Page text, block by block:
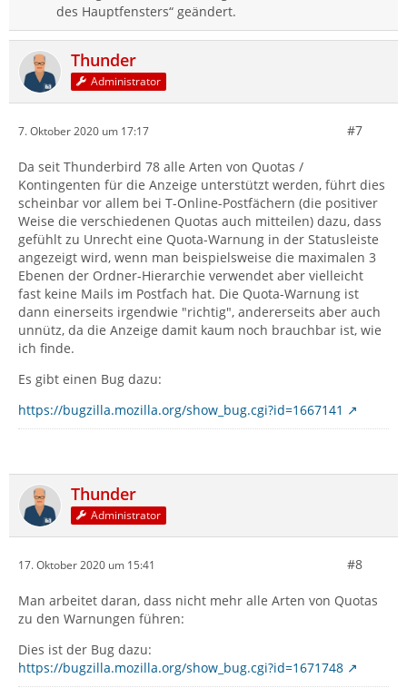
des Hauptfensters“ geändert.
Thunder
Administrator
7. Oktober 2020 um 17:17 #7
Da seit Thunderbird 78 alle Arten von Quotas /
Kontingenten für die Anzeige unterstützt werden, führt dies
scheinbar vor allem bei T-Online-Postfächern (die positiver
Weise die verschiedenen Quotas auch mitteilen) dazu, dass
gefühlt zu Unrecht eine Quota-Warnung in der Statusleiste
angezeigt wird, wenn man beispielsweise die maximalen 3
Ebenen der Ordner-Hierarchie verwendet aber vielleicht
fast keine Mails im Postfach hat. Die Quota-Warnung ist
dann einerseits irgendwie "richtig", andererseits aber auch
unnütz, da die Anzeige damit kaum noch brauchbar ist, wie
ich finde.
Es gibt einen Bug dazu:
https://bugzilla.mozilla.org/show_bug.cgi?id=1667141
Thunder
Administrator
17. Oktober 2020 um 15:41 #8
Man arbeitet daran, dass nicht mehr alle Arten von Quotas
zu den Warnungen führen:
Dies ist der Bug dazu:
https://bugzilla.mozilla.org/show_bug.cgi?id=1671748